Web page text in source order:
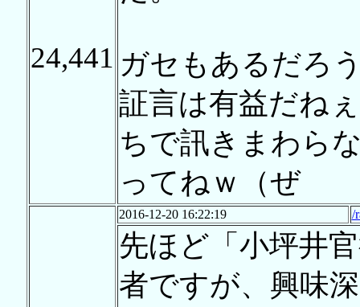
24,441 ガセもあるだろ
証言は有益だね
ちで訊きまわら
ってねｗ（ぜ
2016-12-20 16:22:19 /
先ほど「小坪井
者ですが、興味